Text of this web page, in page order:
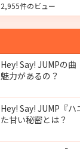
2,955件のビュー
Hey! Say! JUMPの
魅力があるの？
Hey! Say! JUMP『
た甘い秘密とは？